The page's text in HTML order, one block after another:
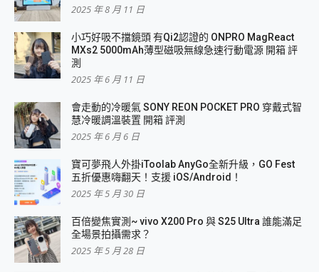
2025 年 8 月 11 日
小巧好吸不擋鏡頭 有Qi2認證的 ONPRO MagReact
MXs2 5000mAh薄型磁吸無線急速行動電源 開箱 評
測
2025 年 6 月 11 日
會走動的冷暖氣 SONY REON POCKET PRO 穿戴式智
慧冷暖調溫裝置 開箱 評測
2025 年 6 月 6 日
寶可夢飛人外掛iToolab AnyGo全新升級，GO Fest
五折優惠嗨翻天！支援 iOS/Android！
2025 年 5 月 30 日
百倍變焦實測~ vivo X200 Pro 與 S25 Ultra 誰能滿足
全場景拍攝需求？
2025 年 5 月 28 日